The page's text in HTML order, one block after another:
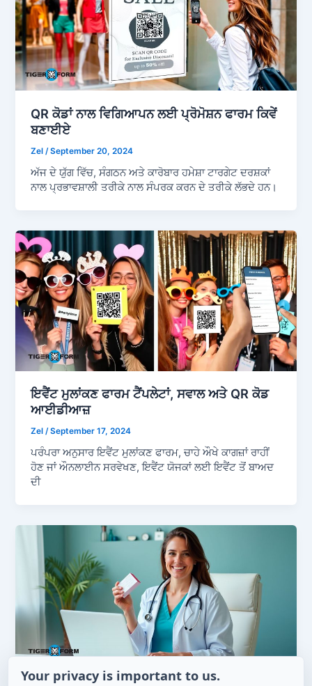
QR ਕੋਡਾਂ ਨਾਲ ਵਿਗਿਆਪਨ ਲਈ ਪ੍ਰੋਮੋਸ਼ਨ ਫਾਰਮ ਕਿਵੇਂ
ਬਣਾਈਏ
Zel/September 20, 2024
ਅੱਜ ਦੇ ਯੁੱਗ ਵਿੱਚ, ਸੰਗਠਨ ਅਤੇ ਕਾਰੋਬਾਰ ਹਮੇਸ਼ਾ ਟਾਰਗੇਟ ਦਰਸ਼ਕਾਂ
ਨਾਲ ਪ੍ਰਭਾਵਸ਼ਾਲੀ ਤਰੀਕੇ ਨਾਲ ਸੰਪਰਕ ਕਰਨ ਦੇ ਤਰੀਕੇ ਲੱਭਦੇ ਹਨ।
ਇਵੈਂਟ ਮੁਲਾਂਕਣ ਫਾਰਮ ਟੈਂਪਲੇਟਾਂ, ਸਵਾਲ ਅਤੇ QR ਕੋਡ
ਆਈਡੀਆਜ਼
Zel/September 17, 2024
ਪਰੰਪਰਾ ਅਨੁਸਾਰ ਇਵੈਂਟ ਮੁਲਾਂਕਣ ਫਾਰਮ, ਚਾਹੇ ਔਖੇ ਕਾਗਜ਼ਾਂ ਰਾਹੀਂ
ਹੋਣ ਜਾਂ ਔਨਲਾਈਨ ਸਰਵੇਖਣ, ਇਵੈਂਟ ਯੋਜਕਾਂ ਲਈ ਇਵੈਂਟ ਤੋਂ ਬਾਅਦ
ਦੀ
Your privacy is important to us.